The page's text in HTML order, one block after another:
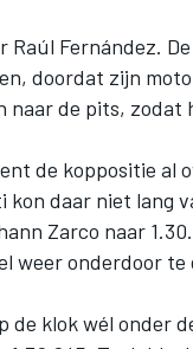
Raúl Fernández.
doordat zijn
de pits,
de koppositie al
kon daar niet lang
Zarco naar
weer onderdoor
de klok wél onder